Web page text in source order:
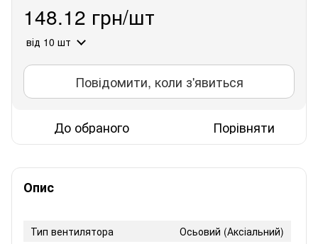
148.12 грн/шт
від 10 шт
Повідомити, коли з'явиться
До обраного Порівняти
Опис
Тип вентилятора
Осьовий (Аксіальний)